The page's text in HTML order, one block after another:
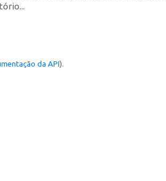
da API).